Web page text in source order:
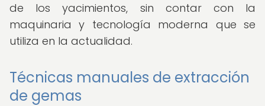
de los yacimientos, sin contar con la
maquinaria y tecnología moderna que se
utiliza en la actualidad.
Técnicas manuales de extracción
de gemas